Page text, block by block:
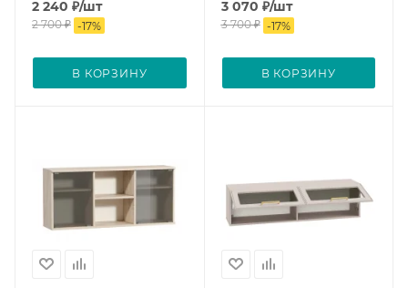
2 240 ₽/шт
2 700₽ -17%
В КОРЗИНУ
3 070 ₽/шт
3 700₽ -17%
В КОРЗИНУ